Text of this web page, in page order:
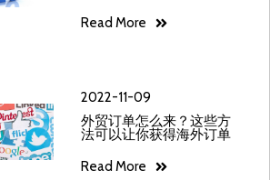
Read More
2022-11-09
外贸订单怎么来？这些方
法可以让你获得海外订单
Read More